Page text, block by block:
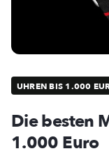
UHREN BIS 1.000
Die besten
1.000 Euro